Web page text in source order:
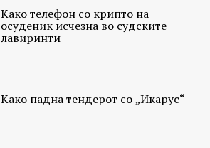
Како телефон со крипто на
осуденик исчезна во судските
лавиринти
Како падна тендерот со „Икарус“